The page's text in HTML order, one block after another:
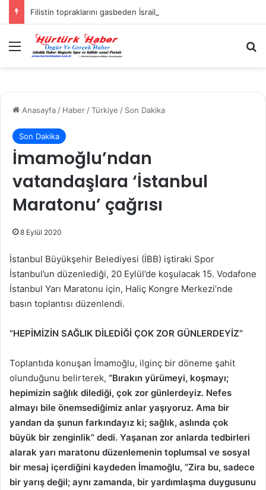
Menü
Anasayfa / Haber /Türkiye / Son Dakika
Son Dakika
İmamoğlu’ndan
vatandaşlara ‘İstanbul
Maratonu’ çağrısı
8 Eylül 2020
İstanbul Büyükşehir Belediyesi (İBB) iştiraki Spor
İstanbul’un düzenlediği, 20 Eylül’de koşulacak 15. Vodafone
İstanbul Yarı Maratonu için, Haliç Kongre Merkezi’nde
basın toplantısı düzenlendi.
“HEPİMİZİN SAĞLIK DİLEDİĞİ ÇOK ZOR GÜNLERDEYİZ”
Toplantıda konuşan İmamoğlu, ilginç bir döneme şahit
olunduğunu belirterek, “Bırakın yürümeyi, koşmayı;
hepimizin sağlık dilediği, çok zor günlerdeyiz. Nefes
almayı bile önemsediğimiz anlar yaşıyoruz. Ama bir
yandan da şunun farkındayız ki; sağlık, aslında çok
büyük bir zenginlik” dedi. Yaşanan zor anlarda tedbirleri
alarak yarı maratonu düzenlemenin toplumsal ve sosyal
bir mesaj içerdiğini kaydeden İmamoğlu, “Zira bu, sadece
bir yarış değil; aynı zamanda, bir yardımlaşma duygusunu